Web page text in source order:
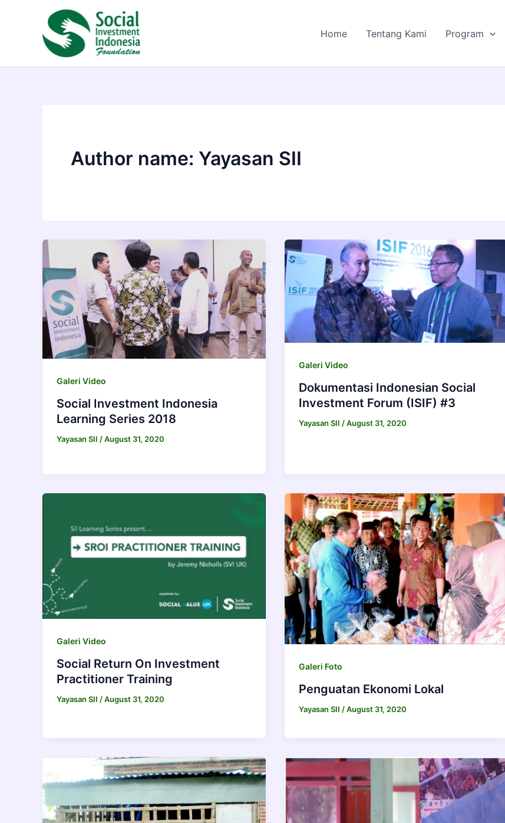
Home Tentang Kami Program
Author name: Yayasan SII
Galeri Video
Social Investment Indonesia
Learning Series 2018
Yayasan SII /August 31, 2020
Galeri Video
Dokumentasi Indonesian Social
Investment Forum (ISIF) #3
Yayasan SII /August 31, 2020
Galeri Video
Social Return On Investment
Practitioner Training
Yayasan SII /August 31, 2020
Galeri Foto
Penguatan Ekonomi Lokal
Yayasan SII /August 31, 2020